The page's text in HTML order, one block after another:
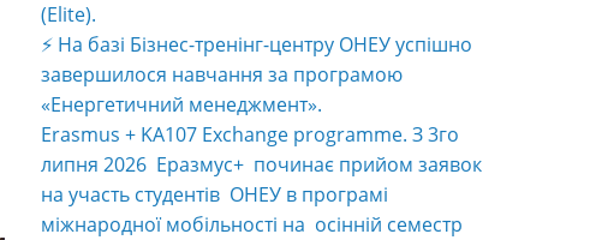
(Elite).
⚡️ На базі Бізнес-тренінг-центру ОНЕУ успішно
завершилося навчання за програмою
«Енергетичний менеджмент».
Erasmus + KA107 Exchange programme. З 3го
липня 2026 Еразмус+ починає прийом заявок
на участь студентів ОНЕУ в програмі
міжнародної мобільності на осінній семестр